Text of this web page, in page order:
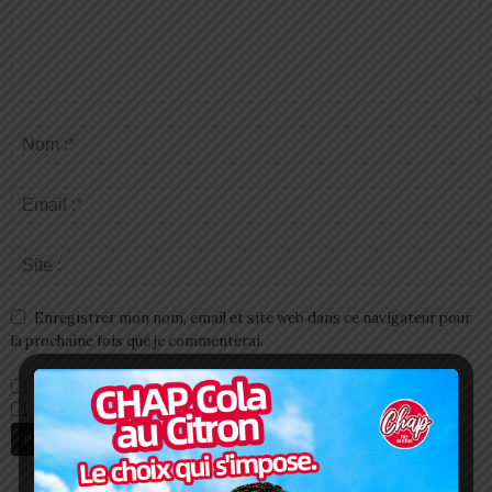
Enregistrer mon nom, email et site web dans ce navigateur pour
la prochaine fois que je commenterai.
Prévenez-moi de tous les nouveaux commentaires par e-mail.
Prévenez-moi de tous les nouveaux articles par e-mail.